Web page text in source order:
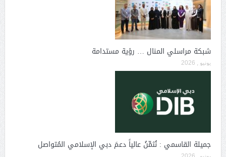
شبكة مراسلي المنال … رؤية مستدامة
يونيو , 2026
جميلة القاسمي : نُثمِّنُ عالياً دعمَ دبي الإسلامي المُتواصل